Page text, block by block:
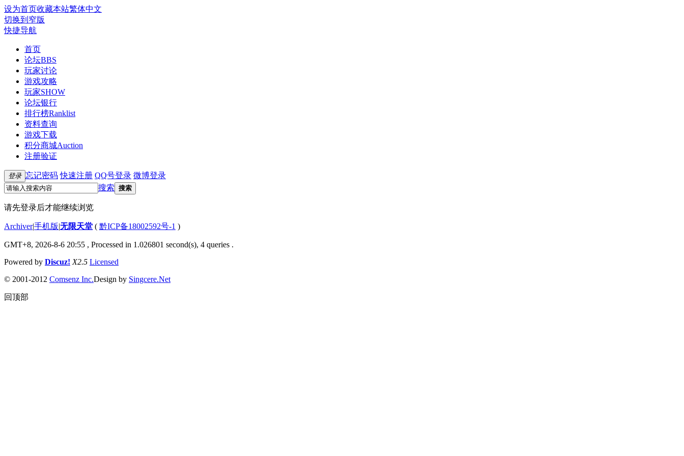
设为首页收藏本站繁体中文
切换到窄版
快捷导航
首页
论坛BBS
玩家讨论
游戏攻略
玩家SHOW
论坛银行
排行榜Ranklist
资料查询
游戏下载
积分商城Auction
注册验证
登录 忘记密码 快速注册 QQ号登录 微博登录
搜索 搜索
请先登录后才能继续浏览
Archiver|手机版|无限天堂 ( 黔ICP备18002592号-1 )
GMT+8, 2026-8-6 20:55 , Processed in 1.026801 second(s), 4 queries .
Powered by Discuz! X2.5 Licensed
© 2001-2012 Comsenz Inc.Design by Singcere.Net
回顶部